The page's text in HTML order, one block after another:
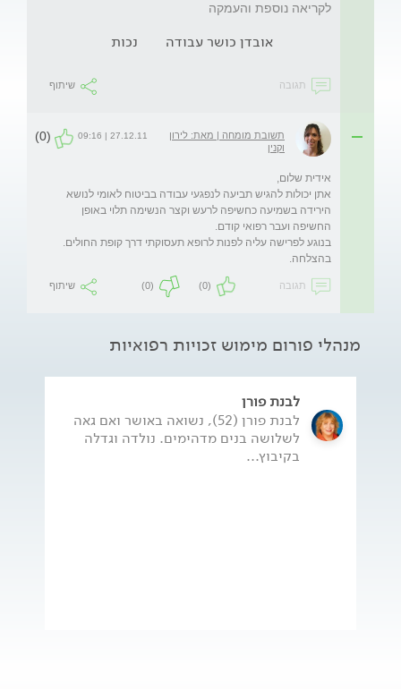
לקריאה נוספת והעמקה
אובדן כושר עבודה נכות
תגובה שיתוף
תשובת מומחה | מאת: לירון
וקנין
27.12.11 | 09:16
(0)
אתן יכולות להגיש תביעה לנפגעי עבודה בביטוח לאומי לנושא
הירידה בשמיעה כחשיפה לרעש וקצר הנשימה תלוי באופן
בהצלחה.
תגובה (0)
(0) שיתוף
מנהלי פורום מימוש זכויות רפואיות
לבנת פורן
לבנת פורן (52), נשואה באושר ואם גאה
לשלושה בנים מדהימים. נולדה וגדלה
בקיבוץ...